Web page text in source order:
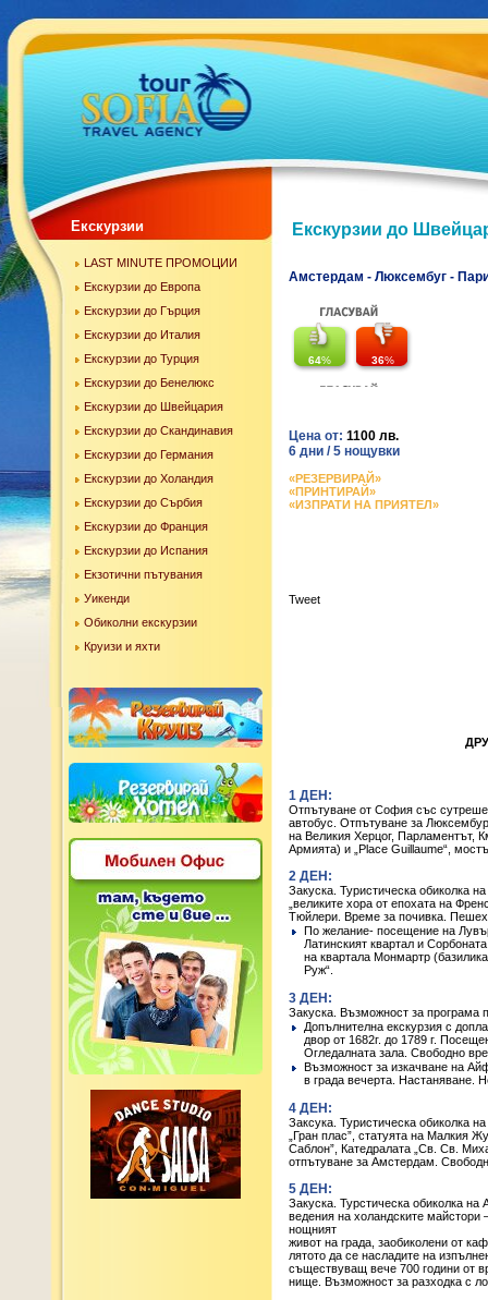
Екскурзии
LAST MINUTE ПРОМОЦИИ
Екскурзии до Европа
Екскурзии до Гърция
Екскурзии до Италия
Екскурзии до Турция
Екскурзии до Бенелюкс
Екскурзии до Швейцария
Екскурзии до Скандинавия
Екскурзии до Германия
Екскурзии до Холандия
Екскурзии до Сърбия
Екскурзии до Франция
Екскурзии до Испания
Екзотични пътувания
Уикенди
Обиколни екскурзии
Круизи и яхти
Екскурзии до
Амстердам - Люксембуг -
64% 36%
Цена от: 1100 лв.
6 дни / 5 нощувки
«РЕЗЕРВИРАЙ»
«ПРИНТИРАЙ»
«ИЗПРАТИ НА ПРИЯТЕЛ»
Tweet
1 ДЕН:
Отпътуване от София със
автобус. Отпътуване за
на Великия Херцог, Парламентът,
Армията) и „Place Guillaume“,
2 ДЕН:
Закуска. Туристическа обиколка
„великите хора от епохата на
Тюйлери. Време за почивка.
По желание- посещение на
Латинският квартал и
на квартала Монмартр
Руж“.
3 ДЕН:
Закуска. Възможност за програма
Допълнителна екскурзия с
двор от 1682г. до 1789 г.
Огледалната зала. Свободно
Възможност за изкачване на
в града вечерта. Настаняване.
4 ДЕН:
Заксука. Туристическа обиколка
„Гран плас”, статуята на Малкия
Саблон”, Катедралата „Св. Св.
отпътуване за Амстердам.
5 ДЕН:
Закуска. Турстическа обиколка
ведения на холандските
нощният
живот на града, заобиколени от
лятото да се насладите на
съществуващ вече 700 години от
нище. Възможност за разходка с